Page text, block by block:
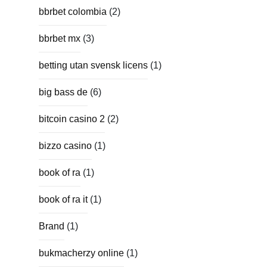
bbrbet colombia (2)
bbrbet mx (3)
betting utan svensk licens (1)
big bass de (6)
bitcoin casino 2 (2)
bizzo casino (1)
book of ra (1)
book of ra it(1)
Brand (1)
bukmacherzy online (1)